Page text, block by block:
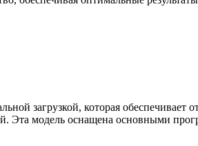
загрузкой, которая
Эта модель оснащена основными